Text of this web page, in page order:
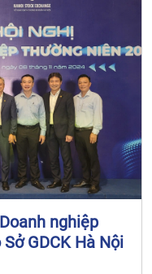
nghiệp
GDCK Hà Nội